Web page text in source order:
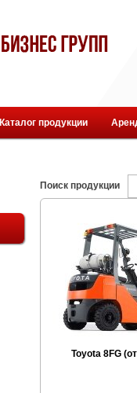
Каталог продукции
Поиск продукции
Toyota 8FG